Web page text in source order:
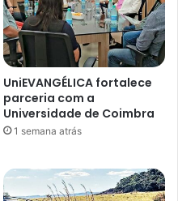
UniEVANGÉLICA fortalece
parceria com a
Universidade de Coimbra
1 semana atrás